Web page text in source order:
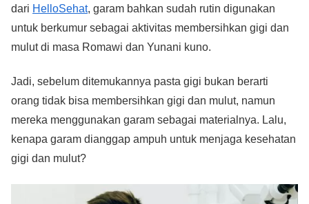
dari HelloSehat, garam bahkan sudah rutin digunakan
untuk berkumur sebagai aktivitas membersihkan gigi dan
mulut di masa Romawi dan Yunani kuno.
Jadi, sebelum ditemukannya pasta gigi bukan berarti
orang tidak bisa membersihkan gigi dan mulut, namun
mereka menggunakan garam sebagai materialnya. Lalu,
kenapa garam dianggap ampuh untuk menjaga kesehatan
gigi dan mulut?